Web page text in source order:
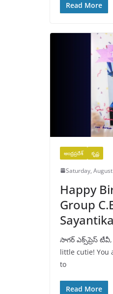
Read More
ఆంధ్రప్రదేశ్ కృష్ణ
Saturday,
Happy
Group
Sayantika
సాగర్ ఎక్స్‌ప్రెస్
little cutie! You
to
Read More